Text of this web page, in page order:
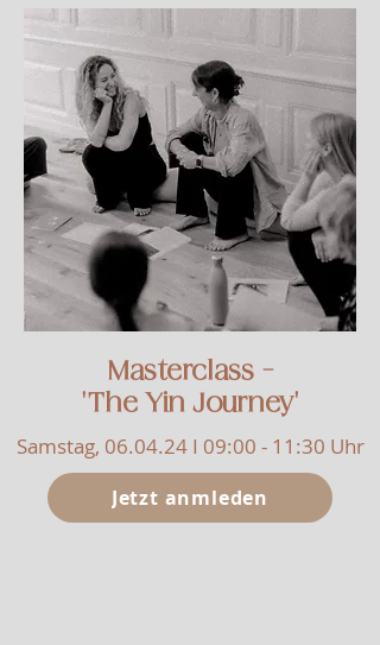
Masterclass -
'The Yin Journey'
Samstag, 06.04.24 I 09:00 - 11:30 Uhr
Jetzt anmleden